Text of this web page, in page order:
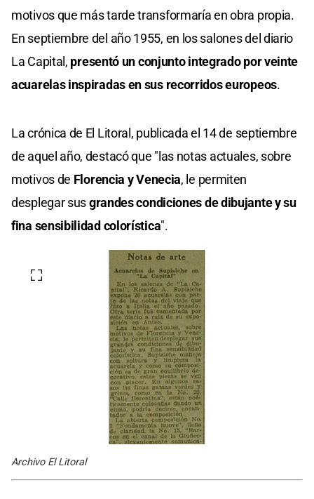
motivos que más tarde transformaría en obra propia.
En septiembre del año 1955, en los salones del diario
La Capital, presentó un conjunto integrado por veinte
acuarelas inspiradas en sus recorridos europeos.
La crónica de El Litoral, publicada el 14 de septiembre
de aquel año, destacó que "las notas actuales, sobre
motivos de Florencia y Venecia, le permiten
desplegar susgrandes condiciones de dibujante y su
fina sensibilidad colorística".
Archivo El Litoral